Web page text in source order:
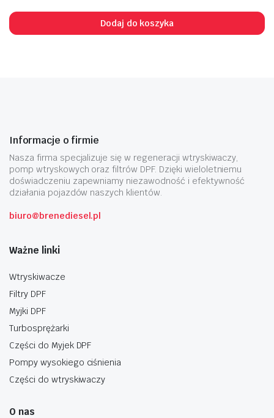
Dodaj do koszyka
Informacje o firmie
Nasza firma specjalizuje się w regeneracji wtryskiwaczy,
pomp wtryskowych oraz filtrów DPF. Dzięki wieloletniemu
doświadczeniu zapewniamy niezawodność i efektywność
działania pojazdów naszych klientów.
biuro@brenediesel.pl
Ważne linki
Wtryskiwacze
Filtry DPF
Myjki DPF
Turbosprężarki
Części do Myjek DPF
Pompy wysokiego ciśnienia
Części do wtryskiwaczy
O nas